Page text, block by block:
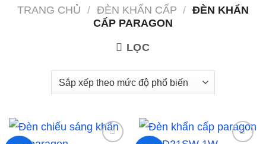
TRANG CHỦ / ĐÈN KHẨN CẤP / ĐÈN KHẨN
CẤP PARAGON
LỌC